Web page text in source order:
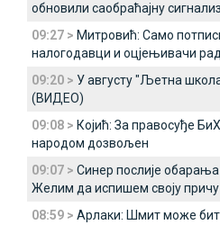
обновили саобраћајну
09:27 > Митровић: Само
налогодавци и оцјењивачи
09:20 > У августу "Љетна
(ВИДЕО)
09:08 > Којић: За правосуђе
народом дозвољен
09:07 > Синер послије
Желим да испишем своју причу
08:59 > Арлаки: Шмит може